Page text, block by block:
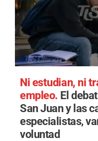
Ni estudian, ni
empleo. El
San Juan y las
especialistas,
voluntad